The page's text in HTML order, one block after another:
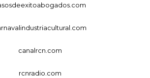
canalrcn.com
rcnradio.com